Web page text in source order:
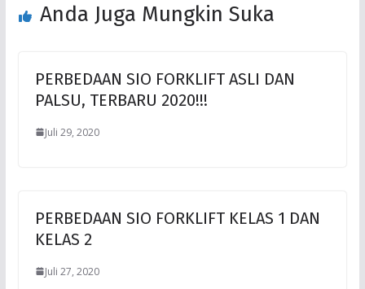
Anda Juga Mungkin Suka
PERBEDAAN SIO FORKLIFT ASLI DAN
PALSU, TERBARU 2020!!!
Juli 29, 2020
PERBEDAAN SIO FORKLIFT KELAS 1 DAN
KELAS 2
Juli 27, 2020